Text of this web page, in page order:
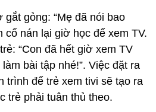
gỏng: “Mẹ đã nói bao
cố nán lại giờ học để xem TV.
“Con đã hết giờ xem TV
bài tập nhé!”. Việc đặt ra
trình để trẻ xem tivi sẽ tạo ra
trẻ phải tuân thủ theo.